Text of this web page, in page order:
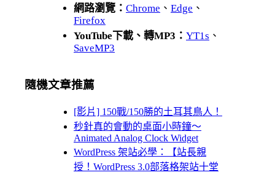
網路瀏覽： Chrome 、 Edge 、
Firefox
YouTube下載、轉MP3： YT1s 、
SaveMP3
隨機文章推薦
[影片] 150戰/150勝的土耳其鳥人！
秒針真的會動的桌面小時鐘～
Animated Analog Clock Widget
WordPress 架站必學：【站長親
授！WordPress 3.0部落格架站十堂